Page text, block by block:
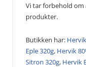
Vi tar forbehold
produkter.
Butikken har:
Eple 320g, Hervik
Sitron 320g, Hervik